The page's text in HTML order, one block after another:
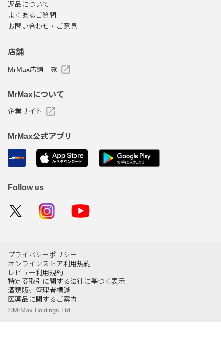
返品について
よくあるご質問
お問い合わせ・ご意見
店舗
MrMax店舗一覧
MrMaxについて
企業サイト
MrMax公式アプリ
Follow us
プライバシーポリシー
オンラインストア利用規約
レビュー利用規約
特定商取引に関する法律に基づく表示
酒類販売管理者標識
医薬品に関するご案内
©MrMax Holdings Ltd.